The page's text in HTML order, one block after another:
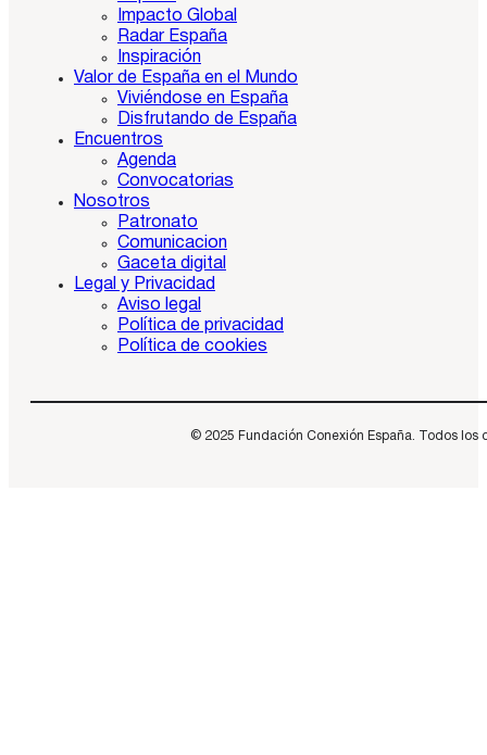
Impacto Global
Radar España
Inspiración
Valor de España en el Mundo
Viviéndose en España
Disfrutando de España
Encuentros
Agenda
Convocatorias
Nosotros
Patronato
Comunicacion
Gaceta digital
Legal y Privacidad
Aviso legal
Política de privacidad
Política de cookies
© 2025 Fundación Conexión España. Todos los